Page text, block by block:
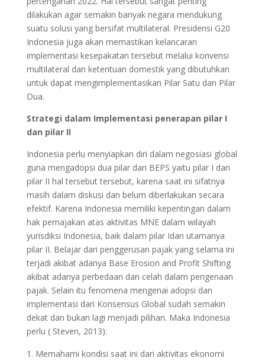
dilakukan agar semakin banyak negara mendukung
suatu solusi yang bersifat multilateral. Presidensi G20
Indonesia juga akan memastikan kelancaran
implementasi kesepakatan tersebut melalui konvensi
multilateral dan ketentuan domestik yang dibutuhkan
untuk dapat mengimplementasikan Pilar Satu dan Pilar
Dua.
Strategi dalam Implementasi penerapan pilar I
dan pilar II
Indonesia perlu menyiapkan diri dalam negosiasi global
guna mengadopsi dua pilar dari BEPS yaitu pilar I dan
pilar II hal tersebut tersebut, karena saat ini sifatnya
masih dalam diskusi dan belum diberlakukan secara
efektif. Karena Indonesia memiliki kepentingan dalam
hak pemajakan atas aktivitas MNE dalam wilayah
yurisdiksi Indonesia, baik dalam pilar Idan utamanya
pilar II. Belajar dari penggerusan pajak yang selama ini
terjadi akibat adanya Base Erosion and Profit Shifting
akibat adanya perbedaan dan celah dalam pengenaan
pajak. Selain itu fenomena mengenai adopsi dan
implementasi dari Konsensus Global sudah semakin
dekat dan bukan lagi menjadi pilihan. Maka Indonesia
perlu ( Steven, 2013):
Memahami kondisi saat ini dari aktivitas ekonomi